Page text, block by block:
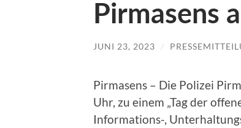
Pirmasens
JUNI 23, 2023 /
Pirmasens – Die Polizei
Uhr, zu einem „Tag der
Informations-,